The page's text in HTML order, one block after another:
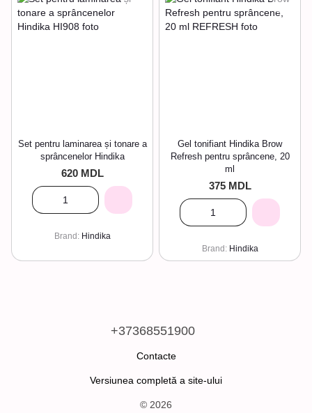
Set pentru laminarea și tonare a
sprâncenelor Hindika
620 MDL
Brand Hindika
Gel tonifiant Hindika Brow
Refresh pentru sprâncene, 20
ml
375 MDL
Brand Hindika
+37368551900
Contacte
Versiunea completă a site-ului
© 2026